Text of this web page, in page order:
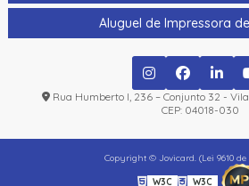
Aluguel de Impressora
Rua Humberto I, 236 – Conjunto 32 -
CEP: 04018-030
Copyright © Jovicard. (Lei 9610 de
W3C W3C